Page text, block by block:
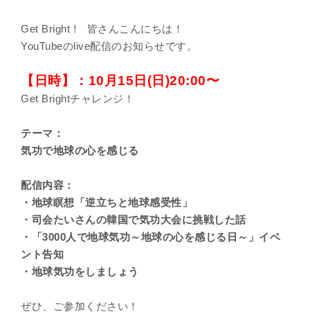
Get Bright！ 皆さんこんにちは！
YouTubeのlive配信のお知らせです。
【日時】：10月15日(日)20:00〜
Get Brightチャレンジ！
テーマ：
気功で地球の心を感じる
配信内容：
・地球瞑想「逆立ちと地球感受性」
・司会たいさんの韓国で気功大会に挑戦した話
・「3000人で地球気功～地球の心を感じる日～」イベ
ント告知
・地球気功をしましょう
ぜひ、ご参加ください！